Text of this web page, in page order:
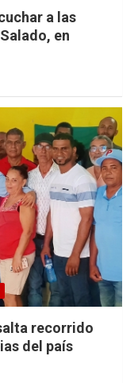
a las
en
recorrido
del país